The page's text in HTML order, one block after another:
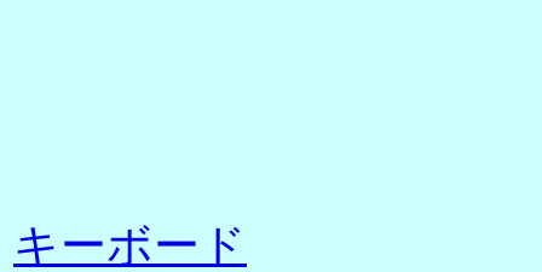
キーボード